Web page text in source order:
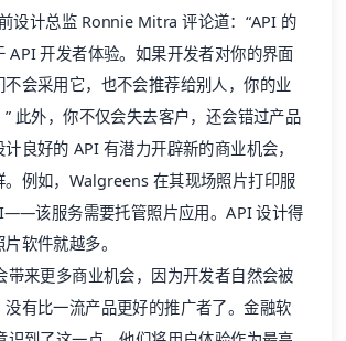
设计总监 Ronnie Mitra 评论道：“API 的
API 开发者体验。如果开发者对你的界面
会采用它，也不会推荐给别人，你的业
此外，你不仅会失去客户，还会错过产品
良好的 API 有潜力开辟新的商业机会，
。例如，Walgreens 在其现场照片打印服
该服务需要托管照片应用。API 设计得
软件就越多。
带来更多商业机会，因为开发者自然会被
有比一流产品更好的推广者了。金融软